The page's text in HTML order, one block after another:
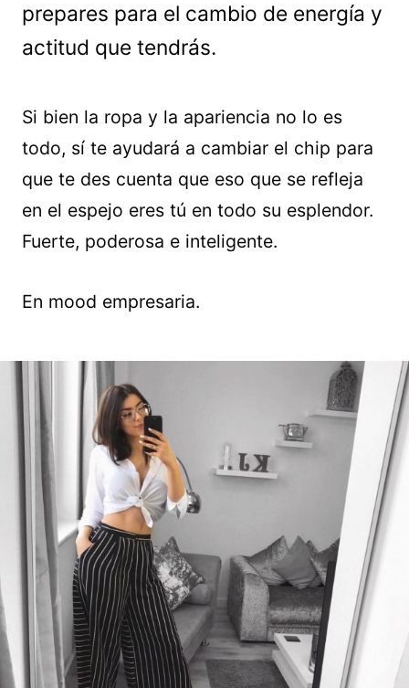
prepares para el cambio de energía y
actitud que tendrás.
Si bien la ropa y la apariencia no lo es
todo, sí te ayudará a cambiar el chip para
que te des cuenta que eso que se refleja
en el espejo eres tú en todo su esplendor.
Fuerte, poderosa e inteligente.
En mood empresaria.